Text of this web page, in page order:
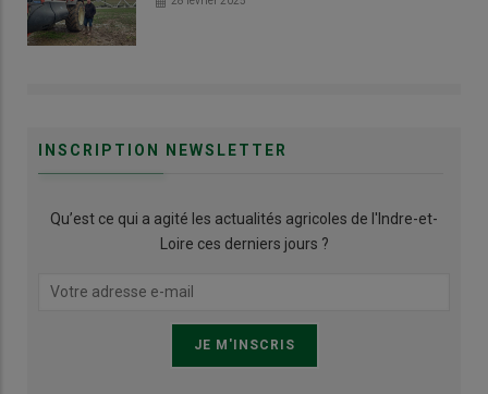
INSCRIPTION NEWSLETTER
Qu’est ce qui a agité les actualités agricoles de l'Indre-et-
Loire ces derniers jours ?